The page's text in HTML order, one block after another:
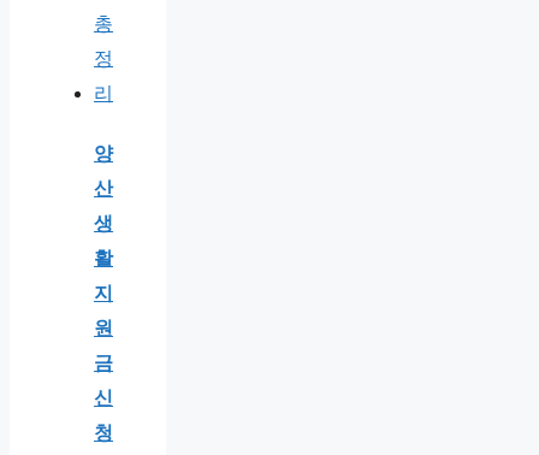
양
산
생
활
지
원
금
신
청